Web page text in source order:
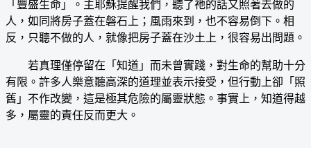
「豐盛生命」。主耶穌提醒我們，聽了祂的話又照著去做的
人，如同將房子蓋在磐石上；風雨來到，也不容易倒下。相
反，只聽不做的人，就像把房子蓋在沙土上，很容易出問題。
若真理僅停留在「知道」而未曾實踐，對生命的幫助十分
有限。許多人樂意聽高深的道理並表示接受，但行動上卻「照
舊」不作改變，這是極其危險的屬靈狀態。事實上，知道得越
多，屬靈的責任反而更大。